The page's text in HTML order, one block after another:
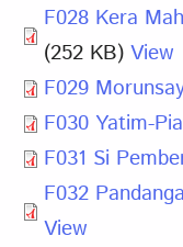
F028 Kera
(252 KB) View
F029
F030 Yatim-
F031 Si
F032
View